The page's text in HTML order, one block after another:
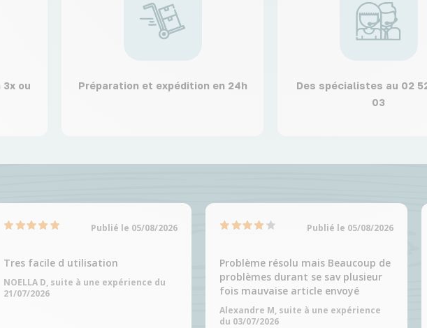
ou
Préparation et expédition en 24h
Des spécialistes au 02
03
Publié le 05/08/2026
Tres facile d utilisation
NOELLA D, suite à une expérience du
21/07/2026
Publié le 05/08/2026
Problème résolu mais Beaucoup de
problèmes durant se sav plusieur
fois mauvaise article envoyé
Alexandre M, suite à une expérience
du 03/07/2026